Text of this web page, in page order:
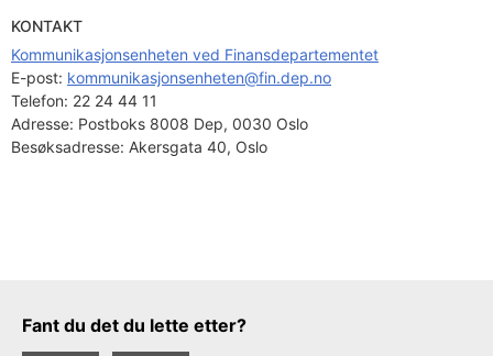
KONTAKT
Kommunikasjonsenheten ved Finansdepartementet
E-post: kommunikasjonsenheten@fin.dep.no
Telefon: 22 24 44 11
Adresse: Postboks 8008 Dep, 0030 Oslo
Besøksadresse: Akersgata 40, Oslo
Tilbakemeldingsskjema
Fant du det du lette etter?